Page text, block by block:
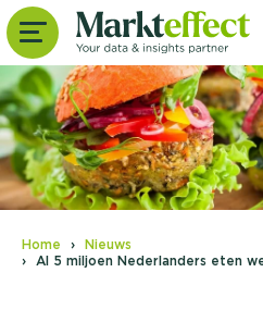
Home
Nieuws
Al 5 miljoen Nederlanders eten